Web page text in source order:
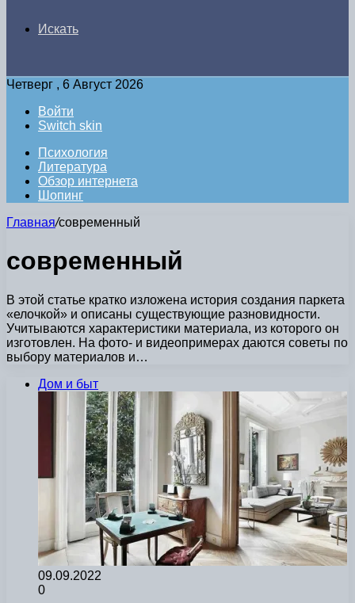
Искать
Четверг , 6 Август 2026
Войти
Switch skin
Психология
Литература
Обзор интернета
Шопинг
Главная/современный
современный
В этой статье кратко изложена история создания паркета
«елочкой» и описаны существующие разновидности.
Учитываются характеристики материала, из которого он
изготовлен. На фото- и видеопримерах даются советы по
выбору материалов и…
Дом и быт
09.09.2022
0